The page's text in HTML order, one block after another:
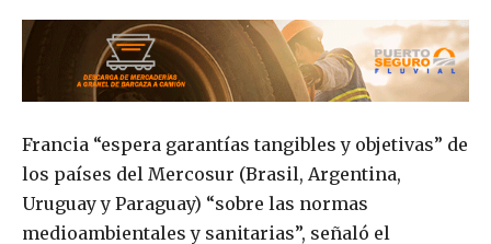
Francia “espera garantías tangibles y objetivas” de
los países del Mercosur (Brasil, Argentina,
Uruguay y Paraguay) “sobre las normas
medioambientales y sanitarias”, señaló el